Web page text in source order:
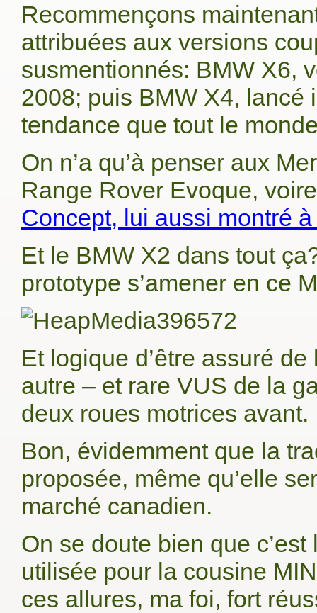
Recommençons
attribuées aux versions
susmentionnés: BMW X6,
2008; puis BMW X4, lancé
tendance que tout le
On n’a qu’à penser aux
Range Rover Evoque,
Concept, lui aussi montré
Et le BMW X2 dans tout
prototype s’amener en ce
Et logique d’être assuré
autre – et rare VUS de la
deux roues motrices avant.
Bon, évidemment que la
proposée, même qu’elle
marché canadien.
On se doute bien que
utilisée pour la cousine
ces allures, ma foi, fort